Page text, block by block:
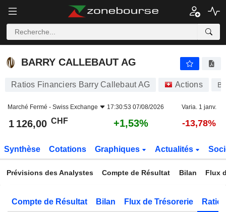
BARRY CALLEBAUT AG
BARRY CALLEBAUT AG
Ratios Financiers Barry Callebaut AG Actions
Marché Fermé - Swiss Exchange 17:30:53 07/08/2026 Varia. 1 janv.
1 126,00 CHF +1,53% -13,78%
Synthèse Cotations Graphiques Actualités
Prévisions des Analystes Compte de Résultat Bilan Flux
Compte de Résultat Bilan Flux de Trésorerie